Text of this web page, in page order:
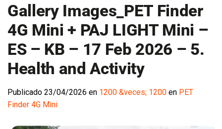
Gallery Images_PET Finder
4G Mini + PAJ LIGHT Mini –
ES – KB – 17 Feb 2026 – 5.
Health and Activity
Publicado 23/04/2026 en 1200 &veces; 1200 en PET
Finder 4G Mini